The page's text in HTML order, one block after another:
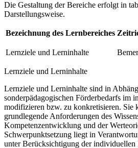
Die Gestaltung der Bereiche erfolgt in
Darstellungsweise.
Bezeichnung des Lernbereiches
Lernziele und Lerninhalte
Lernziele und Lerninhalte
Lernziele und Lerninhalte sind in
sonderpädagogischen Förderbedarfs im
modifizieren bzw. zu konkretisieren. Sie
grundlegende Anforderungen des
Kompetenzentwicklung und der
Schwerpunktsetzung liegt in
unter Berücksichtigung der individuellen